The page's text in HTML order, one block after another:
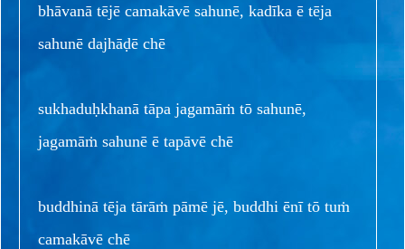
bhāvanā tējē camakāvē sahunē, kadīka ē tēja
sahunē dajhāḍē chē
sukhaduḥkhanā tāpa jagamāṁ tō sahunē,
jagamāṁ sahunē ē tapāvē chē
buddhinā tēja tārāṁ pāmē jē, buddhi ēnī tō tuṁ
camakāvē chē